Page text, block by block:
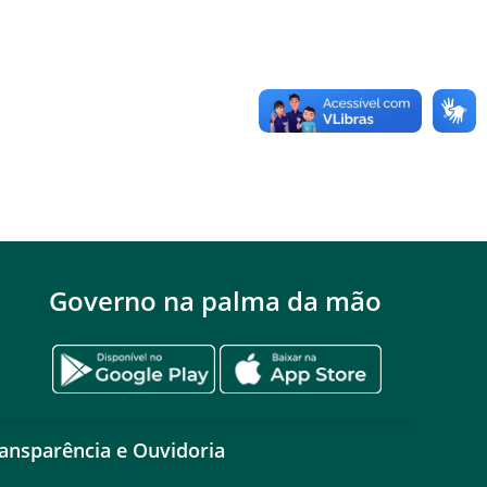
Governo na palma da mão
e Ouvidoria